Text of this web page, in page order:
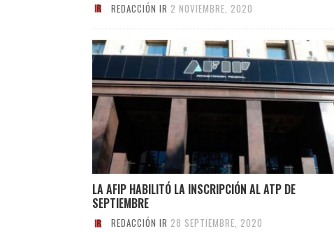
REDACCIÓN IR 2 NOVIEMBRE, 2020
LA AFIP HABILITÓ LA INSCRIPCIÓN AL ATP DE
SEPTIEMBRE
REDACCIÓN IR 28 SEPTIEMBRE, 2020